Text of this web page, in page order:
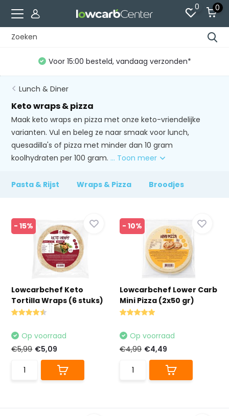
0 0
Voor 15:00 besteld, vandaag verzonden*
Lunch & Diner
Keto wraps & pizza
Maak keto wraps en pizza met onze keto-vriendelijke
varianten. Vul en beleg ze naar smaak voor lunch,
quesadilla's of pizza met minder dan 10 gram
koolhydraten per 100 gram. ... Toon meer
Pasta & Rijst Wraps & Pizza Broodjes
- 15%
Lowcarbchef Keto
Tortilla Wraps (6 stuks)
Op voorraad
€5,99 €5,09
- 10%
Lowcarbchef Lower Carb
Mini Pizza (2x50 gr)
Op voorraad
€4,99 €4,49